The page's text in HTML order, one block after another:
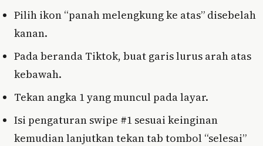
Pilih ikon “panah melengkung ke atas” disebelah
kanan.
Pada beranda Tiktok, buat garis lurus arah atas
kebawah.
Tekan angka 1 yang muncul pada layar.
Isi pengaturan swipe #1 sesuai keinginan
kemudian lanjutkan tekan tab tombol “selesai”